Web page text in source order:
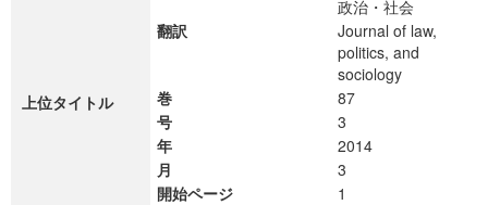
上位タイトル
政治・社会
翻訳
Journal of law,
politics, and
sociology
巻
87
号
3
年
2014
月
3
開始ページ
1